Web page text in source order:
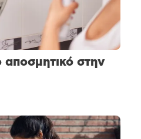
αποσμητικό στην